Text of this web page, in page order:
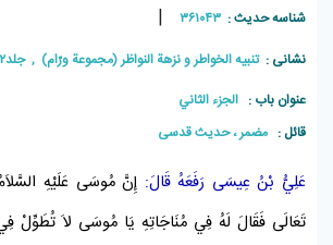
شناسه حدیث : ۳۶۱۰۴۳ |
نشانی :تنبيه الخواطر و نزهة النواظر (مجموعة ورّام) , جلد۲ , صفحه۴۲
عنوان باب : الجزء الثاني
قائل : مضمر ، حديث قدسی
عَلِيُّ بْنُ عِيسَى رَفَعَهُ قَالَ: إِنَّمُوسَى عَلَيْهِ
تَعَالَى فَقَالَ لَهُ فِي مُنَاجَاتِهِ يَامُوسَى لاَ تُطَوِّلْ